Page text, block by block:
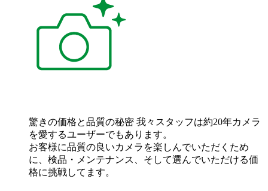
驚きの価格と品質の秘密 我々スタッフは約20年カメラ
を愛するユーザーでもあります。
お客様に品質の良いカメラを楽しんでいただくため
に、検品・メンテナンス、そして選んでいただける価
格に挑戦してます。